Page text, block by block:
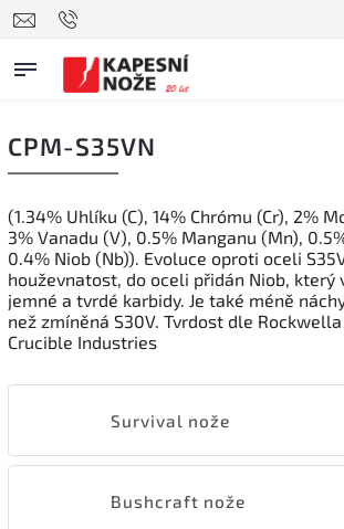
CPM-S35VN
(1.34% Uhlíku (C), 14% Chrómu (Cr), 2%
3% Vanadu (V), 0.5% Manganu (Mn),
0.4% Niob (Nb)). Evoluce oproti oceli
houževnatost, do oceli přidán Niob, který
jemné a tvrdé karbidy. Je také méně
než zmíněná S30V. Tvrdost dle
Crucible Industries
Survival nože
Bushcraft nože